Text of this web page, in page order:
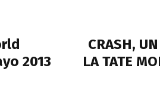
2013
CRASH,
LA TATE